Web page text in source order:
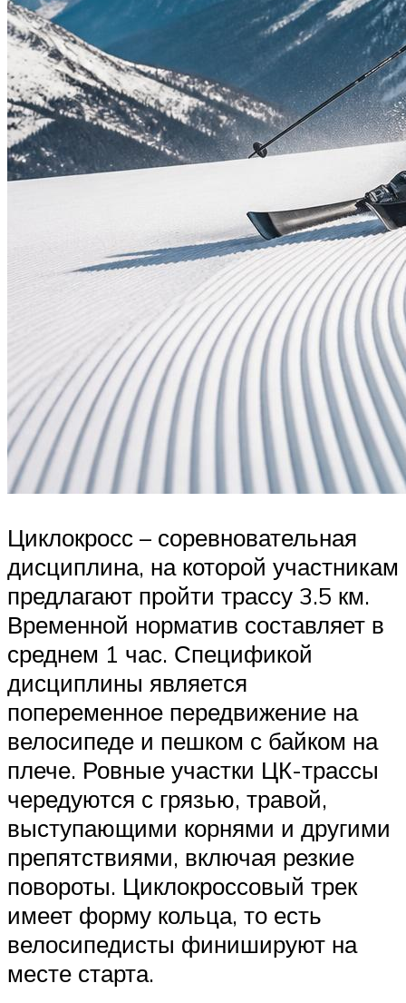
Циклокросс – соревновательная
дисциплина, на которой участникам
предлагают пройти трассу 3.5 км.
Временной норматив составляет в
среднем 1 час. Спецификой
дисциплины является
попеременное передвижение на
велосипеде и пешком с байком на
плече. Ровные участки ЦК-трассы
чередуются с грязью, травой,
выступающими корнями и другими
препятствиями, включая резкие
повороты. Циклокроссовый трек
имеет форму кольца, то есть
велосипедисты финишируют на
месте старта.